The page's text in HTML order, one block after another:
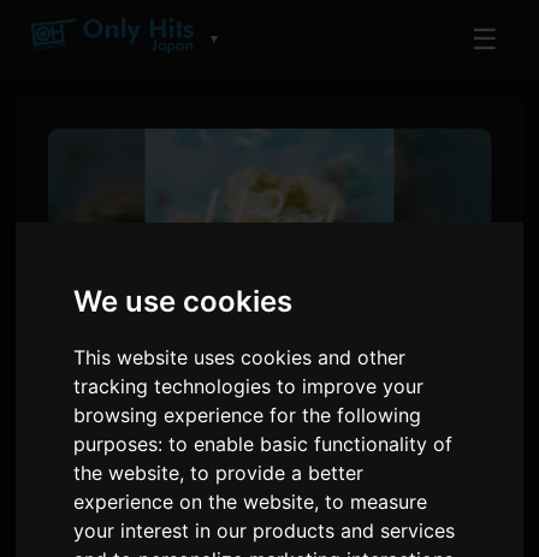
We use cookies
This website uses cookies and other
tracking technologies to improve your
browsing experience for the following
purposes:to enable basic functionality of
the website,to provide a better
experience on the website,to measure
your interest in our products and services
▼ ☰
ฮานา โฮป ประกาศปล่อยซิงเกิล
'Hearts Glow' เพลงปิดอนิเมะ
'Sayonara Lara'